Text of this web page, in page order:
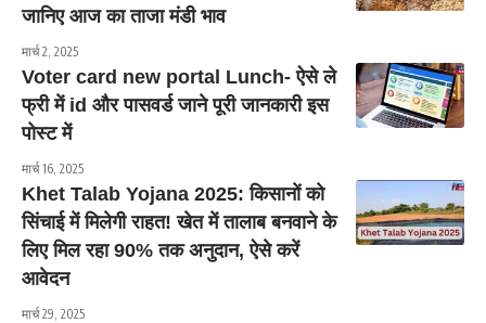
जानिए आज का ताजा मंडी भाव
मार्च 2, 2025
Voter card new portal Lunch- ऐसे ले
फ्री में id और पासवर्ड जाने पूरी जानकारी इस
पोस्ट में
मार्च 16, 2025
Khet Talab Yojana 2025: किसानों को
सिंचाई में मिलेगी राहत! खेत में तालाब बनवाने के
लिए मिल रहा 90% तक अनुदान, ऐसे करें
आवेदन
मार्च 29, 2025